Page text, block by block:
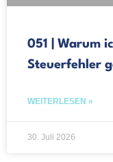
051 | Warum
Steuerfehler
WEITERLESEN »
30. Juli 2026